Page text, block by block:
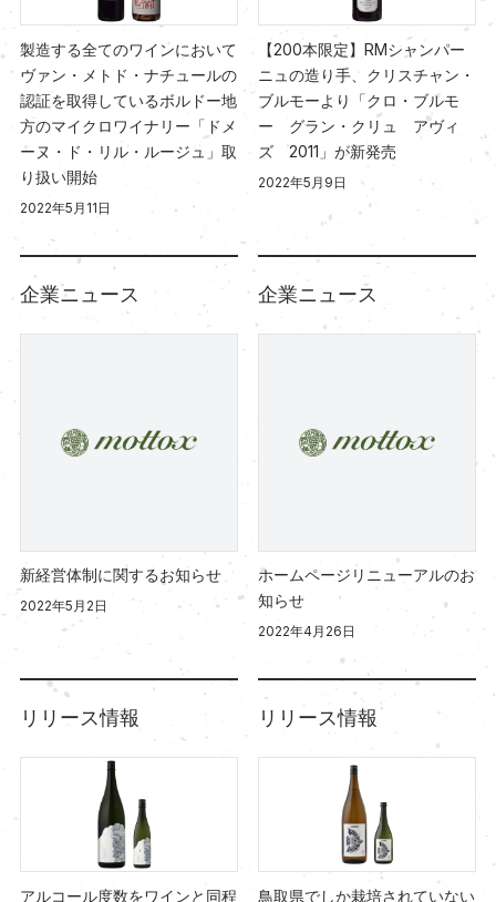
製造する全てのワインにおいて
ヴァン・メトド・ナチュールの
認証を取得しているボルドー地
方のマイクロワイナリー「ドメ
ーヌ・ド・リル・ルージュ」取
り扱い開始
2022年5月11日
【200本限定】RMシャンパー
ニュの造り手、クリスチャン・
ブルモーより「クロ・ブルモ
ー グラン・クリュ アヴィ
ズ 2011」が新発売
2022年5月9日
企業ニュース
新経営体制に関するお知らせ
2022年5月2日
企業ニュース
ホームページリニューアルのお
知らせ
2022年4月26日
リリース情報
アルコール度数をワインと同程
リリース情報
鳥取県でしか栽培されていない